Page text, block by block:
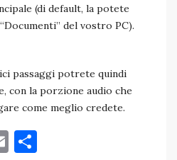
(di default, la potete
del vostro PC).
passaggi potrete quindi
con la porzione audio che
come meglio credete.
Email